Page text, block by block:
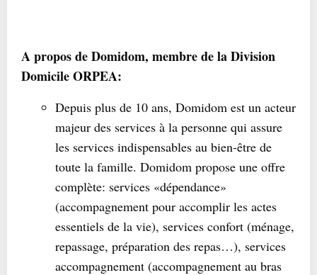
A propos de Domidom, membre de la Division
Domicile ORPEA:
Depuis plus de 10 ans, Domidom est un acteur
majeur des services à la personne qui assure
les services indispensables au bien-être de
toute la famille. Domidom propose une offre
complète: services «dépendance»
(accompagnement pour accomplir les actes
essentiels de la vie), services confort (ménage,
repassage, préparation des repas…), services
accompagnement (accompagnement au bras